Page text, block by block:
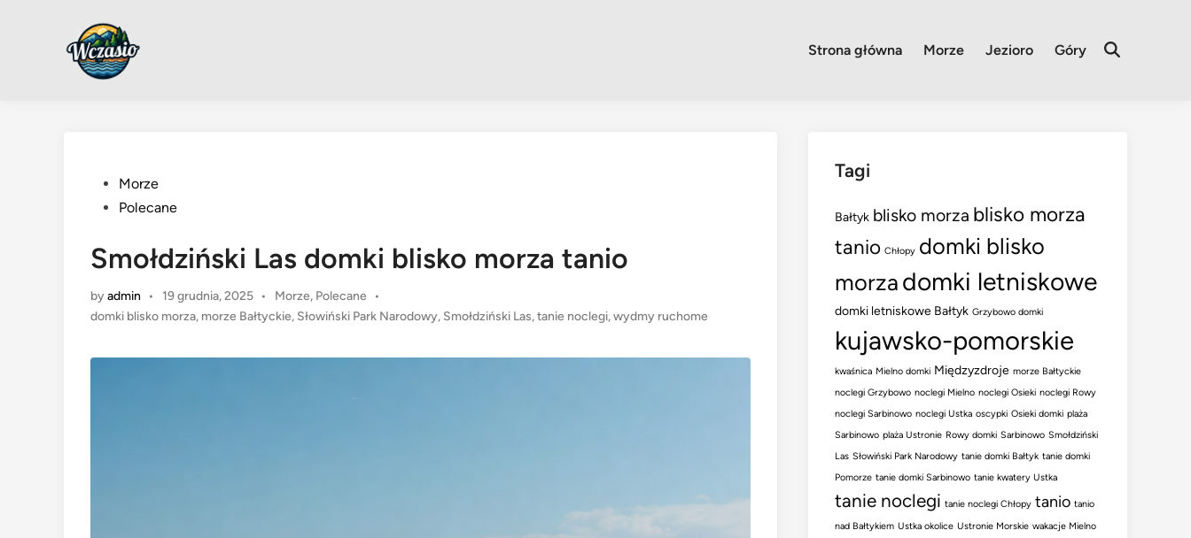
Strona główna Morze Jezioro Góry
Open
PostedMorze
Polecane
Smołdziński Las domki blisko morza tanio
byadmin • 19 grudnia, 2025 •
Posted
in
Morze, Polecane
•
domki blisko morza, morze Bałtyckie, Słowiński Park Narodowy, Smołdziński Las,tanie noclegi,wydmy ruchome
Tagi
Bałtyk blisko morza blisko morza
tanio Chłopy domki blisko
morza domki letniskowe
domki letniskowe Bałtyk Grzybowo domki
kujawsko-pomorskie
kwaśnica Mielno domki Międzyzdroje morze Bałtyckie
noclegi Grzybowo noclegi Mielno noclegi Osieki noclegi Rowy
noclegi Sarbinowo noclegi Ustka oscypki Osieki domki plaża
Sarbinowo plaża Ustronie Rowy domki Sarbinowo Smołdziński
Las Słowiński Park Narodowy tanie domki Bałtyk tanie domki
Pomorze tanie domki Sarbinowo tanie kwatery Ustka
tanie noclegi tanie noclegi Chłopy tanio tanio
nad Bałtykiem Ustka okolice Ustronie Morskie wakacje Mielno